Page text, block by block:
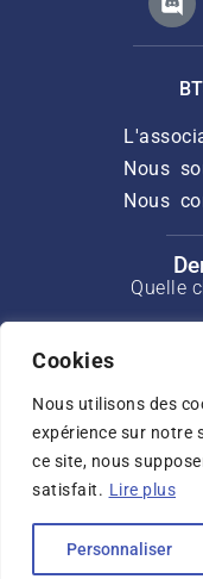
Cookies
Nous utilisons des
expérience sur notre
ce site, nous
satisfait. Lire plus
Personnaliser
Nous
Nous
Quelle
Interview
Interview de